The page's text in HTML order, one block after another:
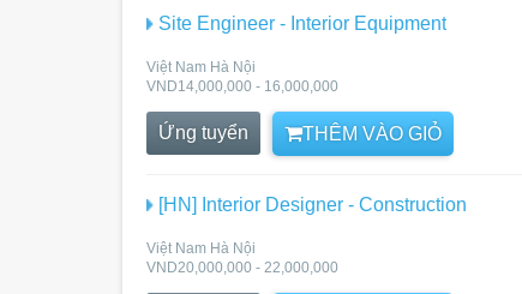
Site Engineer - Interior Equipment
Việt Nam Hà Nội
VND14,000,000 - 16,000,000
Ứng tuyển THÊM VÀO GIỎ
[HN] Interior Designer - Construction
Việt Nam Hà Nội
VND20,000,000 - 22,000,000